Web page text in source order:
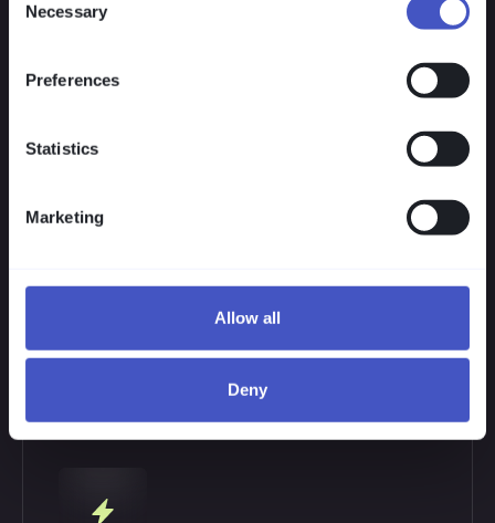
Selection
Necessary
Preferences
Statistics
Marketing
Allow all
Deny
zentral schützen mit
VISULOX
VISULOX bündelt jeden privilegierten Zugriff auf